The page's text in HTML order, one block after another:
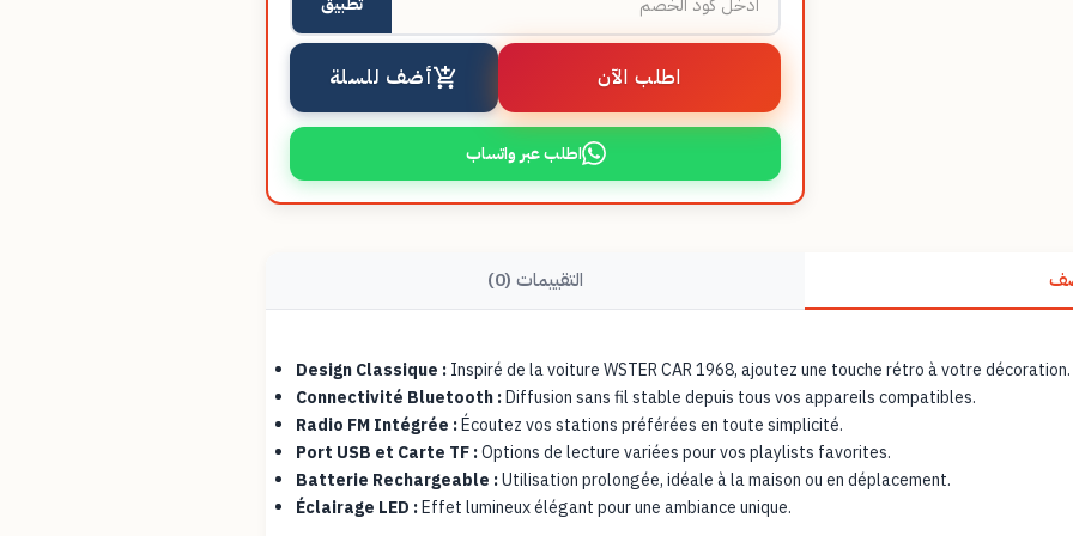
اطلب الآن أضف للسلة
اطلب عبر واتساب
التقييمات (0)
Design Classique :Inspiré de la voiture WSTER CAR 1968, ajoutez une touche rétro à votre décoration.
Connectivité Bluetooth :Diffusion sans fil stable depuis tous vos appareils compatibles.
Radio FM Intégrée :Écoutez vos stations préférées en toute simplicité.
Port USB et Carte TF :Options de lecture variées pour vos playlists favorites.
Batterie Rechargeable :Utilisation prolongée, idéale à la maison ou en déplacement.
Éclairage LED :Effet lumineux élégant pour une ambiance unique.